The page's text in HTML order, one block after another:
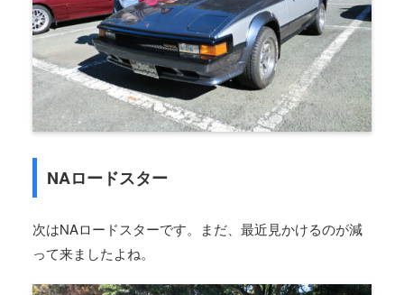
NAロードスター
次はNAロードスターです。まだ、最近見かけるのが減
って来ましたよね。